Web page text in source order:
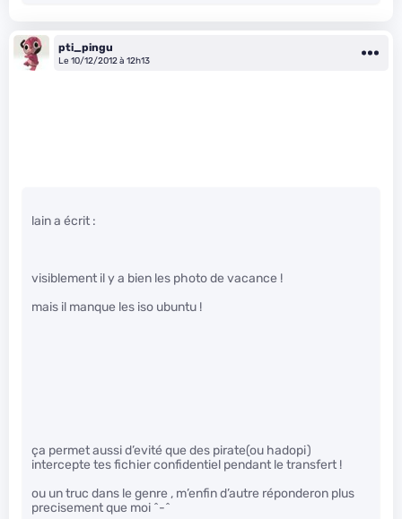
pti_pingu
Le 10/12/2012 à 12h13
lain a écrit :
visiblement il y a bien les photo de vacance !
mais il manque les iso ubuntu !
ça permet aussi d’evité que des pirate(ou hadopi)
intercepte tes fichier confidentiel pendant le transfert !
ou un truc dans le genre , m’enfin d’autre réponderon plus
precisement que moi ^-^